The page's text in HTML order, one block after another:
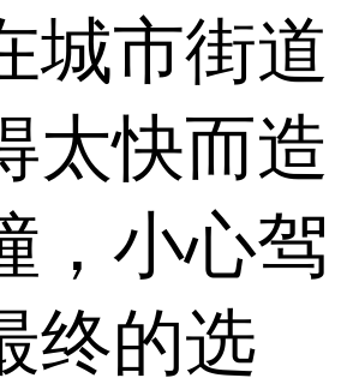
城市街道
太快而造
，小心驾
终的选